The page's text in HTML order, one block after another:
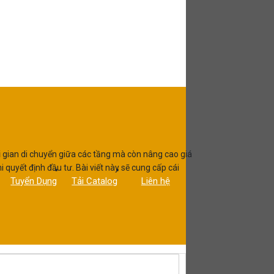
Tuyển Dụng Tải Catalog Liên hệ
di chuyển giữa các tầng mà còn nâng cao giá
định đầu tư. Bài viết này sẽ cung cấp cái